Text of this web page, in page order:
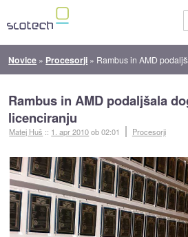
Novice » Procesorji » Rambus in AMD
Rambus in AMD podaljšala
licenciranju
Matej Huš :: 1. apr 2010ob 02:01 Procesorji